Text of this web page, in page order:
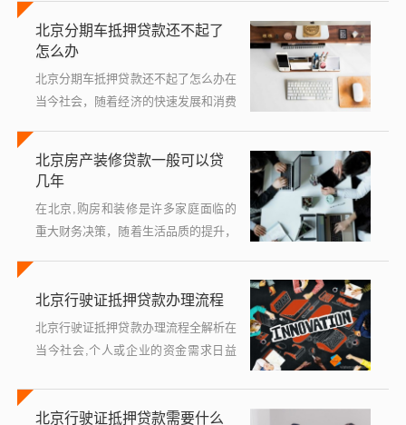
为不少人的选择，对于没有营业执照
的...
北京分期车抵押贷款还不起了
怎么办
北京分期车抵押贷款还不起了怎么办在
当今社会，随着经济的快速发展和消费
财务困难，无法按时偿还分期车抵押贷
款...
北京房产装修贷款一般可以贷
几年
在北京,购房和装修是许多家庭面临的
重大财务决策，随着生活品质的提升，
现这一目标的主要障碍，为了缓解这一
压力，许...
北京行驶证抵押贷款办理流程
北京行驶证抵押贷款办理流程全解析在
当今社会,个人或企业的资金需求日益
本文将详细阐述在北京地区如何通过行
北京行驶证抵押贷款需要什么